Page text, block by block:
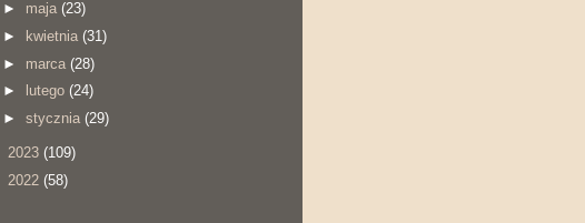
► maja (23)
►
kwietnia (31)
► marca (28)
►
lutego (24)
► stycznia (29)
2023 (109)
2022 (58)